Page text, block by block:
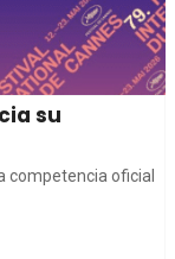
su
competencia oficial